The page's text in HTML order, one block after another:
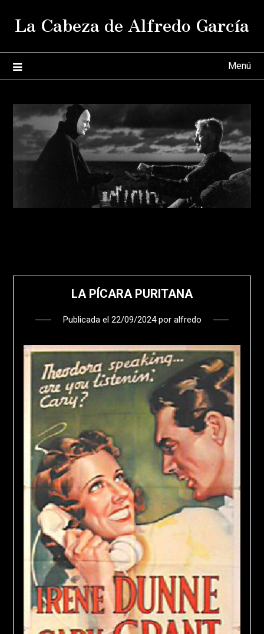
La Cabeza de Alfredo García
Menú
LA PÍCARA PURITANA
Publicada el 22/09/2024por alfredo